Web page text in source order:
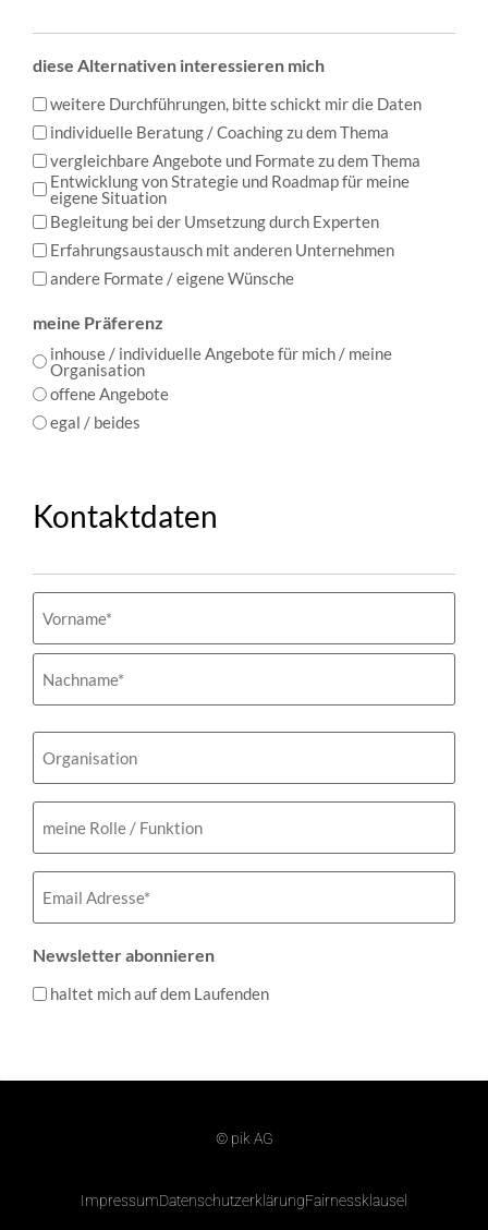
diese Alternativen interessieren mich
weitere Durchführungen, bitte schickt mir die Daten
individuelle Beratung / Coaching zu dem Thema
vergleichbare Angebote und Formate zu dem Thema
Entwicklung von Strategie und Roadmap für meine
eigene Situation
Begleitung bei der Umsetzung durch Experten
Erfahrungsaustausch mit anderen Unternehmen
andere Formate / eigene Wünsche
meine Präferenz
inhouse / individuelle Angebote für mich / meine
Organisation
offene Angebote
egal / beides
Kontaktdaten
Organisation
meine
Rolle
Funktion
Email
(erforderlich)
Newsletter abonnieren
haltet mich auf dem Laufenden
© pik AG
ImpressumDatenschutzerklärungFairnessklausel